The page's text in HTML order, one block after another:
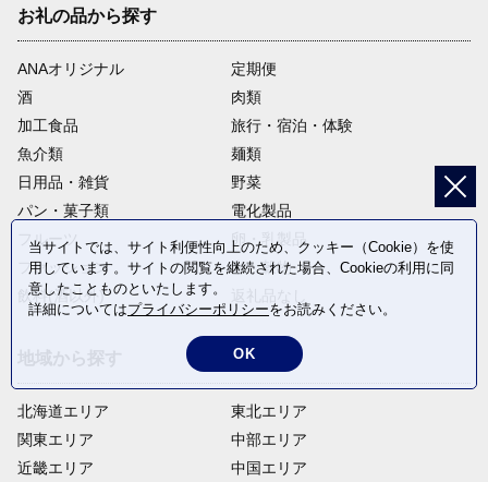
お礼の品から探す
ANAオリジナル
定期便
酒
肉類
加工食品
旅行・宿泊・体験
魚介類
麺類
日用品・雑貨
野菜
パン・菓子類
電化製品
フルーツ
卵・乳製品
ファッション
米・穀物
飲料(酒以外)
北海道エリア
関東エリア
近畿エリア
東北エリア
中部エリア
中国エリア
当サイトでは、サイト利便性向上のため、クッキー（Cookie）を使
用しています。サイトの閲覧を継続された場合、Cookieの利用に同
意したことものといたします。
詳細についてはプライバシーポリシーをお読みください。
OK